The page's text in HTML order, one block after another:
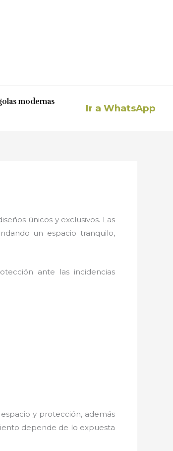
modernas
Ir a WhatsApp
únicos y exclusivos. Las
un espacio tranquilo,
ante las incidencias
y protección, además
depende de lo expuesta